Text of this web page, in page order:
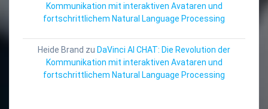
Kommunikation mit interaktiven Avataren und
fortschrittlichem Natural Language Processing
Heide Brand zu DaVinci AI CHAT: Die Revolution der
Kommunikation mit interaktiven Avataren und
fortschrittlichem Natural Language Processing